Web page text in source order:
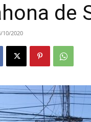
de
10/2020